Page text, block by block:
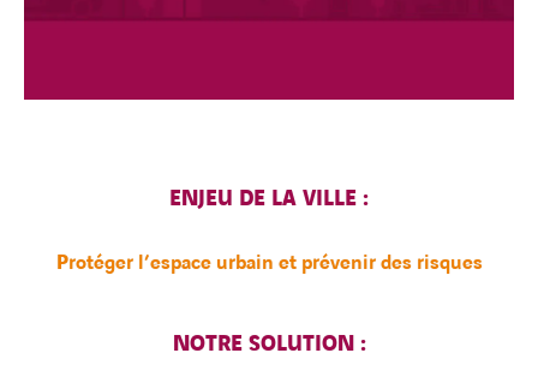
ENJEU DE LA VILLE :
Protéger l’espace urbain et prévenir des risques
NOTRE SOLUTION :